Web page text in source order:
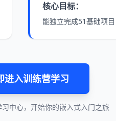
核心目标：
能独立完成51基础项
进入训练营学习
中心，开始你的嵌入式入门之旅